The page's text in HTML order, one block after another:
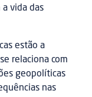
vida das
estão a
relaciona com
geopolíticas
nas